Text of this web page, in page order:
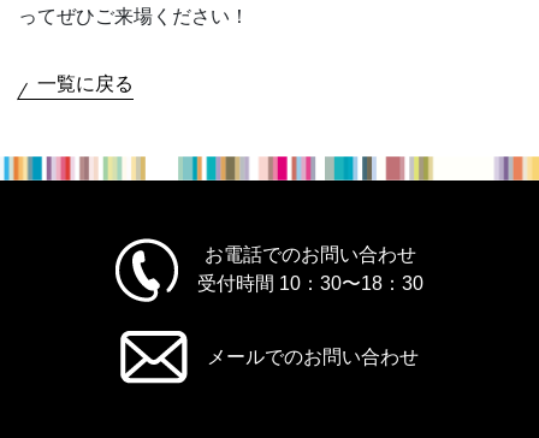
ってぜひご来場ください！
一覧に戻る
お電話でのお問い合わせ
受付時間 10：30〜18：30
メールでのお問い合わせ